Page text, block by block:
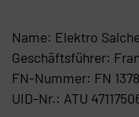
Name: Elektro
Geschäftsführer:
FN-Nummer: FN
UID-Nr.: ATU